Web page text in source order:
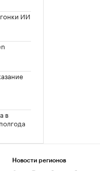
ИИ
в
экс-
Новости регионов